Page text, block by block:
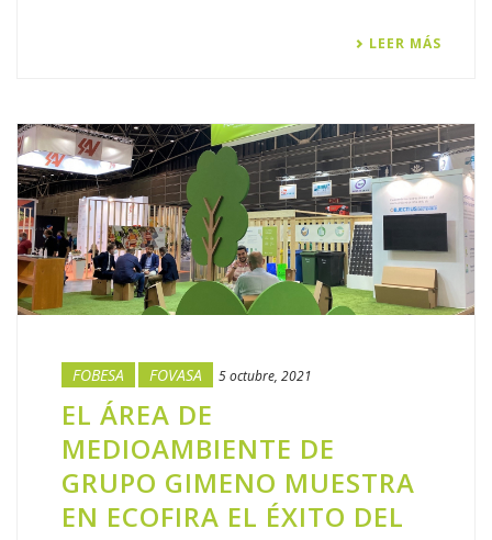
LEER MÁS
FOBESA FOVASA 5 octubre, 2021
EL ÁREA DE
MEDIOAMBIENTE DE
GRUPO GIMENO MUESTRA
EN ECOFIRA EL ÉXITO DEL